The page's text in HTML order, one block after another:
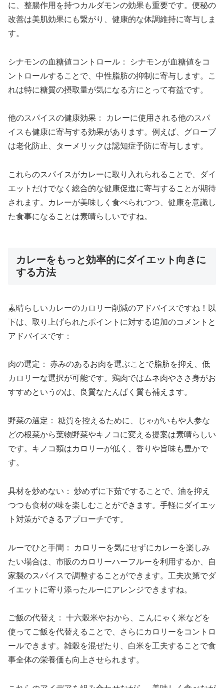
に、整腸作用を持つカルダモンの効果も重要です。便秘の
改善は美肌効果にも繋がり、健康的な体調維持に寄与しま
す。
シナモンの血糖値コントロール： シナモンが血糖値をコ
ントロールすることで、中性脂肪の抑制に寄与します。こ
れは特に糖質の摂取量が気になる方にとって有益です。
他のスパイスの健康効果： カレーに使用される他のスパ
イスも健康に寄与する効果があります。例えば、グローブ
は老化防止、ターメリックは認知症予防に寄与します。
これらのスパイスがカレーに取り入れられることで、ダイ
エットだけでなく総合的な健康促進に寄与することが期待
されます。カレーが美味しく食べられつつ、健康を意識し
た食事になることは素晴らしいですね。
カレーをもっと効率的にダイエット向きに
する方法
素晴らしいカレーのカロリー削減のアドバイスですね！以
下は、取り上げられたポイントに対する追加のコメントと
アドバイスです：
肉の選定： 赤みのあるお肉を選ぶことで脂肪を抑え、低
カロリーな選択が可能です。鶏肉ではムネ肉やささ身がお
すすめというのは、良質なたんぱく質も補えます。
野菜の選定： 糖質を控えるために、じゃがいもや人参な
どの根菜から葉物野菜やキノコに変える提案は素晴らしい
です。キノコ類はカロリーが低く、香りや旨味も豊かで
す。
具材を炒めない： 炒めずに下茹ですることで、油を抑え
つつも食材の味を楽しむことができます。手軽にダイエッ
ト対策ができるアプローチです。
ルーでひと手間： カロリーを気にせずにカレーを楽しみ
たい場合は、市販のカロリーハーフルーを利用するか、自
家製のスパイスで調整することができます。工夫次第でダ
イエットに寄り添ったルーにアレンジできますね。
ご飯の代替え： 十六穀米やおから、こんにゃく米などを
使ってご飯を代替えることで、さらにカロリーをコントロ
ールできます。雑穀を混ぜたり、白米を工夫することで食
事全体の栄養価も向上させられます。